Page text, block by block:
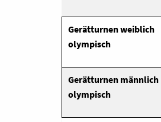
Gerätturnen weiblich
olympisch
Gerätturnen männlich
olympisch